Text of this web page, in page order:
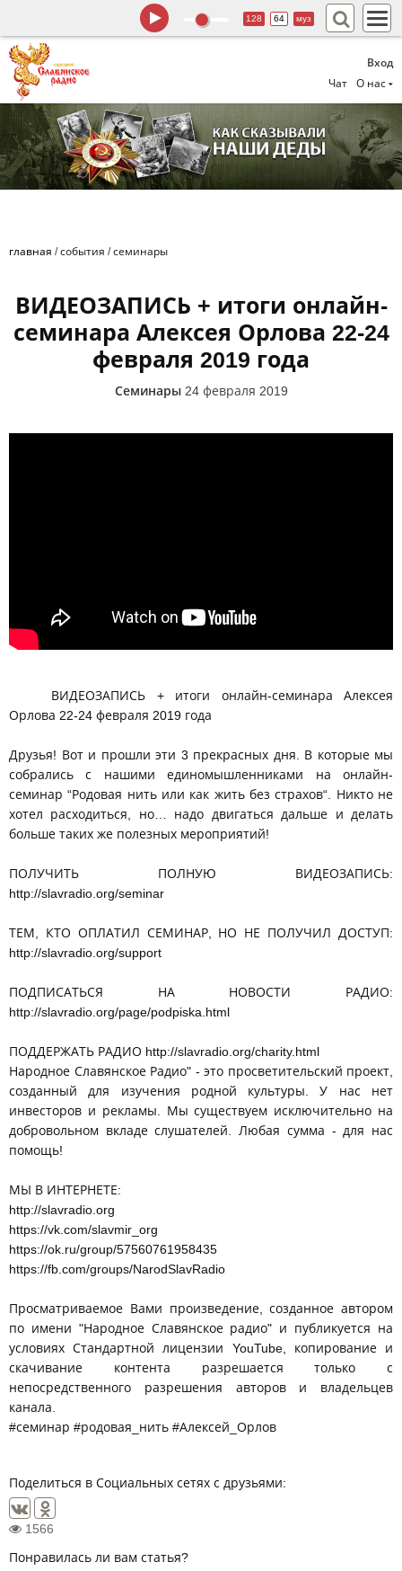
Вход
Чат
О нас
128 64 муз
главная /события /семинары
ВИДЕОЗАПИСЬ + итоги онлайн-
семинара Алексея Орлова 22-24
февраля 2019 года
Семинары 24 февраля 2019
ВИДЕОЗАПИСЬ + итоги онлайн-семинара Алексея
Орлова 22-24 февраля 2019 года
Друзья! Вот и прошли эти 3 прекрасных дня. В которые мы
собрались с нашими единомышленниками на онлайн-
семинар “Родовая нить или как жить без страхов“. Никто не
хотел расходиться, но… надо двигаться дальше и делать
больше таких же полезных мероприятий!
ПОЛУЧИТЬ ПОЛНУЮ ВИДЕОЗАПИСЬ:
http://slavradio.org/seminar
ТЕМ, КТО ОПЛАТИЛ СЕМИНАР, НО НЕ ПОЛУЧИЛ ДОСТУП:
http://slavradio.org/support
ПОДПИСАТЬСЯ НА НОВОСТИ РАДИО:
http://slavradio.org/page/podpiska.html
ПОДДЕРЖАТЬ РАДИО http://slavradio.org/charity.html
Народное Славянское Радио" - это просветительский проект,
созданный для изучения родной культуры. У нас нет
инвесторов и рекламы. Мы существуем исключительно на
добровольном вкладе слушателей. Любая сумма - для нас
помощь!
МЫ В ИНТЕРНЕТЕ:
http://slavradio.org
https://vk.com/slavmir_org
https://ok.ru/group/57560761958435
https://fb.com/groups/NarodSlavRadio
Просматриваемое Вами произведение, созданное автором
по имени "Народное Славянское радио" и публикуется на
условиях Стандартной лицензии YouTube, копирование и
скачивание контента разрешается только с
непосредственного разрешения авторов и владельцев
канала.
#семинар #родовая_нить #Алексей_Орлов
Поделиться в Социальных сетях с друзьями:
1566
Понравилась ли вам статья?